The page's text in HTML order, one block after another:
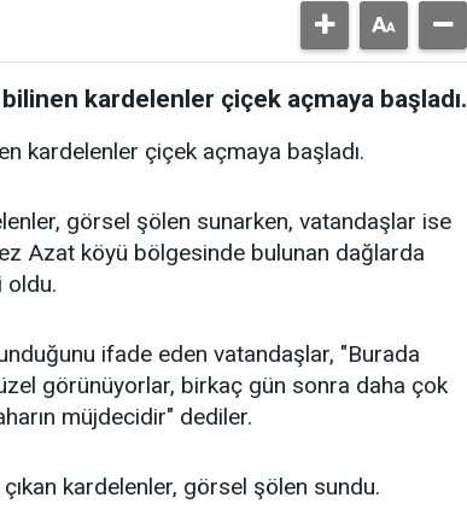
kardelenler çiçek açmaya başladı.
kardelenler çiçek açmaya başladı.
görsel şölen sunarken, vatandaşlar ise
Azat köyü bölgesinde bulunan dağlarda
oldu.
ifade eden vatandaşlar, "Burada
görünüyorlar, birkaç gün sonra daha çok
müjdecidir" dediler.
kardelenler, görsel şölen sundu.